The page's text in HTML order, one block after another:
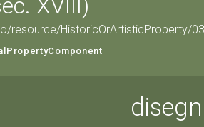
XVIII)
resource/HistoricOrArtisticProperty/